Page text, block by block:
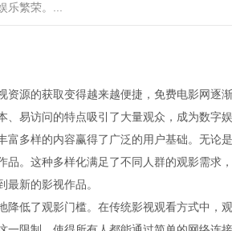
乐繁荣。...
资源的获取变得越来越便捷，免费电影网逐
、易访问的特点吸引了大量观众，成为数字
富多样的内容赢得了广泛的用户基础。无论
品。这种多样化满足了不同人群的观影需
最新的影视作品。
降低了观影门槛。在传统影视观看方式中，